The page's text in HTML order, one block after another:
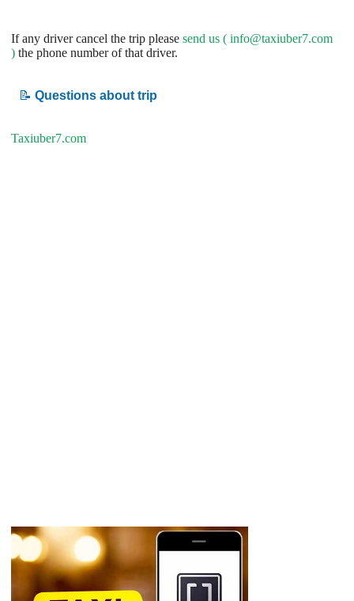
If any driver cancel the trip please send us ( info@taxiuber7.com
) the phone number of that driver.
📝 Questions about trip
Taxiuber7.com